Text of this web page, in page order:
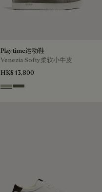
Playtime运动鞋
Venezia Softy柔软小牛皮
HK$ 13,800
Pebble Grey
Selva Oscura